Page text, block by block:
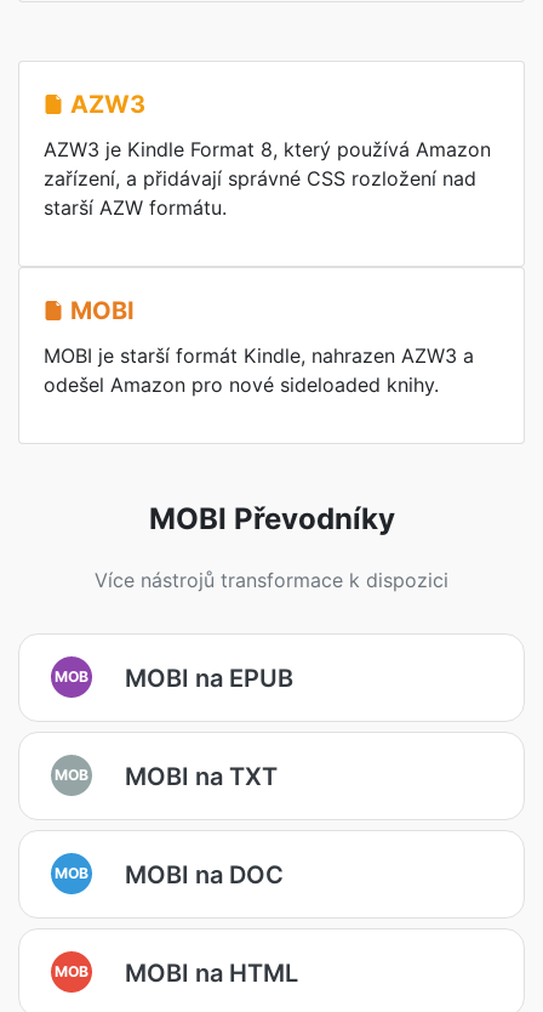
AZW3
AZW3 je Kindle Format 8, který používá Amazon
zařízení, a přidávají správné CSS rozložení nad
starší AZW formátu.
MOBI
MOBI je starší formát Kindle, nahrazen AZW3 a
odešel Amazon pro nové sideloaded knihy.
MOBI Převodníky
Více nástrojů transformace k dispozici
MOB MOBI na EPUB
MOB MOBI na TXT
MOB MOBI na DOC
MOB MOBI na HTML